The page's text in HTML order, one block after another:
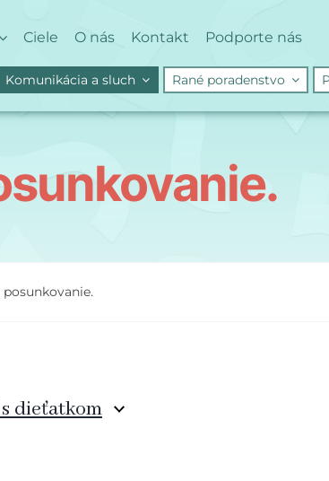
Ciele O nás Kontakt Podporte nás
Komunikácia a sluch Rané poradenstvo
dieťatkom